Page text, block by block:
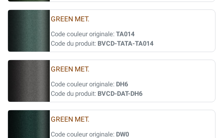
GREEN MET.
Code couleur originale: TA014
Code du produit: BVCD-TATA-TA014
GREEN MET.
Code couleur originale: DH6
Code du produit: BVCD-DAT-DH6
GREEN MET.
Code couleur originale: DW0